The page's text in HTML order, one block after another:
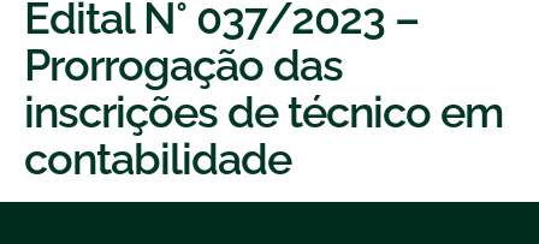
Edital N° 037/2023 –
Prorrogação das
inscrições de técnico em
contabilidade